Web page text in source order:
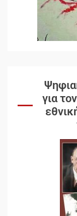
για